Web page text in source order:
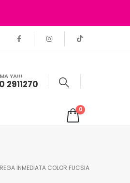
YA!!!
2911270
0
INMEDIATA COLOR FUCSIA